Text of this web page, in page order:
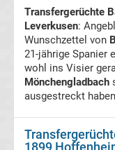
Tabellen
Ergebnisse
International:
La
Liga
Transfergerüchte
Leverkusen:
Wunschzettel von
21-jährige Spanier
wohl ins Visier
Mönchengladbach
ausgestreckt
1899